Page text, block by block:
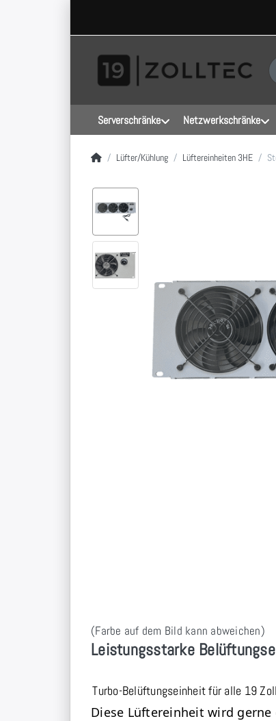
Serverschränke Netzwerkschränke
Startseite
Lüfter/Kühlung Lüftereinheiten 3HE
(Farbe auf dem Bild kann abweichen)
Leistungsstarke
Turbo-Belüftungseinheit für alle 19
Diese Lüftereinheit wird gerne